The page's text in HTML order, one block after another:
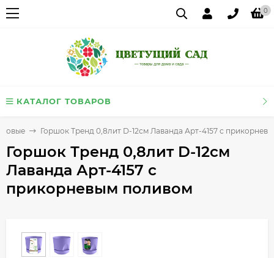
0
КАТАЛОГ ТОВАРОВ
Горшок Тренд 0,8лит D-12см Лаванда Арт-4157 с
Горшок Тренд 0,8лит D-12см
Лаванда Арт-4157 с
прикорневым поливом